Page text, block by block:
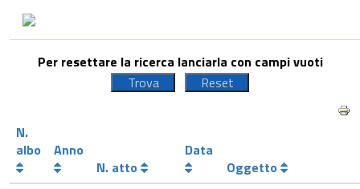
Per resettare la ricerca lanciarla con campi vuoti
N.
albo
Anno
N. atto
Data
Oggetto